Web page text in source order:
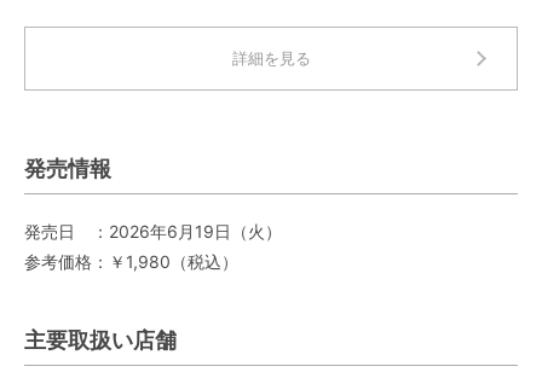
詳細を見る
発売情報
発売日 ：2026年6月19日（火）
参考価格：￥1,980（税込）
主要取扱い店舗